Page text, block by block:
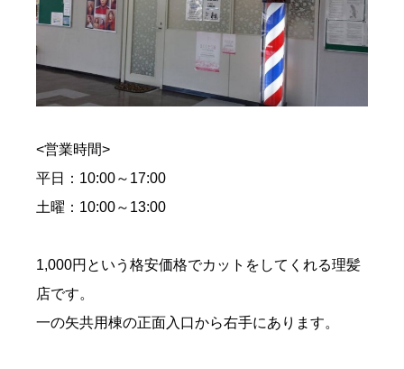
<営業時間>
平日：10:00～17:00
土曜：10:00～13:00
1,000円という格安価格でカットをしてくれる理髪
店です。
一の矢共用棟の正面入口から右手にあります。